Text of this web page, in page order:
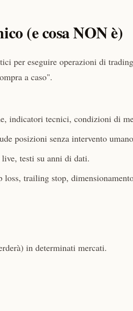
(e cosa NON è)
per eseguire operazioni di
a caso".
indicatori tecnici, condizioni di
posizioni senza intervento
testi su anni di dati.
loss, trailing stop,
in determinati mercati.